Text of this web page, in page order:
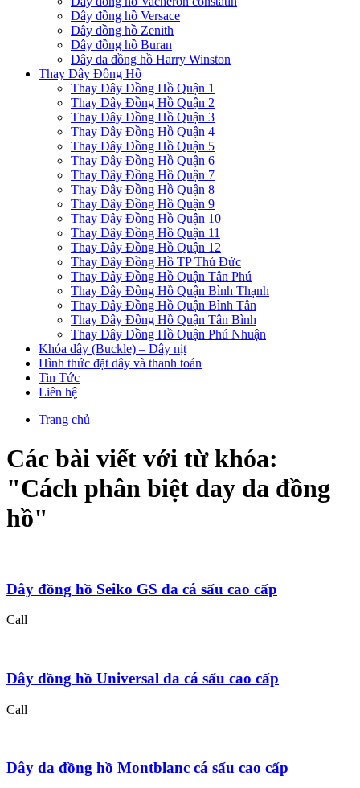
Dây đồng hồ Versace
Dây đồng hồ Zenith
Dây đồng hồ Buran
Dây da đồng hồ Harry Winston
Thay Dây Đồng Hồ
Thay Dây Đồng Hồ Quận 1
Thay Dây Đồng Hồ Quận 2
Thay Dây Đồng Hồ Quận 3
Thay Dây Đồng Hồ Quận 4
Thay Dây Đồng Hồ Quận 5
Thay Dây Đồng Hồ Quận 6
Thay Dây Đồng Hồ Quận 7
Thay Dây Đồng Hồ Quận 8
Thay Dây Đồng Hồ Quận 9
Thay Dây Đồng Hồ Quận 10
Thay Dây Đồng Hồ Quận 11
Thay Dây Đồng Hồ Quận 12
Thay Dây Đồng Hồ TP Thủ Đức
Thay Dây Đồng Hồ Quận Tân Phú
Thay Dây Đồng Hồ Quận Bình Thạnh
Thay Dây Đồng Hồ Quận Bình Tân
Thay Dây Đồng Hồ Quận Tân Bình
Thay Dây Đồng Hồ Quận Phú Nhuận
Khóa dây (Buckle) – Dây nịt
Hình thức đặt dây và thanh toán
Tin Tức
Liên hệ
Trang chủ
Các bài viết với từ khóa:
"Cách phân biệt day da đồng
hồ"
Dây đồng hồ Seiko GS da cá sấu cao cấp
Call
Dây đồng hồ Universal da cá sấu cao cấp
Call
Dây da đồng hồ Montblanc cá sấu cao cấp